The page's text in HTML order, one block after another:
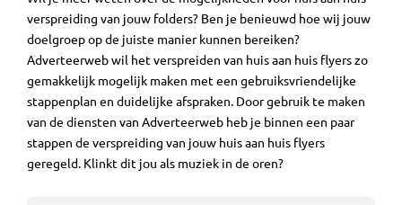
verspreiding van jouw folders? Ben je benieuwd hoe wij jouw
doelgroep op de juiste manier kunnen bereiken?
Adverteerweb wil het verspreiden van huis aan huis flyers zo
gemakkelijk mogelijk maken met een gebruiksvriendelijke
stappenplan en duidelijke afspraken. Door gebruik te maken
van de diensten van Adverteerweb heb je binnen een paar
stappen de verspreiding van jouw huis aan huis flyers
geregeld. Klinkt dit jou als muziek in de oren?